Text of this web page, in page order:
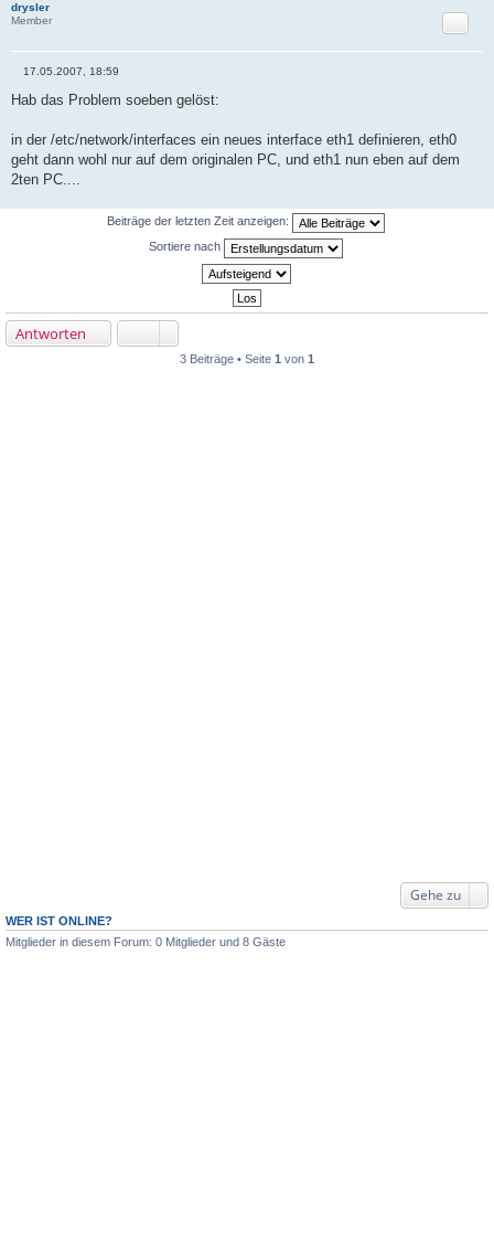
drysler
Member
Zitat
e
i
a
g
17.05.2007, 18:59
Hab das Problem soeben gelöst:
in der /etc/network/interfaces ein neues interface eth1 definieren, eth0
geht dann wohl nur auf dem originalen PC, und eth1 nun eben auf dem
2ten PC....
Beiträge der letzten Zeit anzeigen:
Sortiere nach
Antworten
3 Beiträge • Seite 1 von 1
Gehe zu
WER IST ONLINE?
Mitglieder in diesem Forum: 0 Mitglieder und 8 Gäste